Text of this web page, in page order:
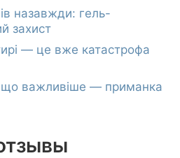
назавжди: гель-
захист
— це вже катастрофа
що важливіше — приманка